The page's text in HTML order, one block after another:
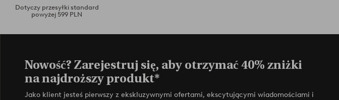
Dotyczy przesyłki standard
powyżej 599 PLN
Nowość? Zarejestruj się, aby otrzymać 40% zniżki
na najdroższy produkt*
Jako klient jesteś pierwszy z ekskluzywnymi ofertami, ekscytującymi wiadomościami i